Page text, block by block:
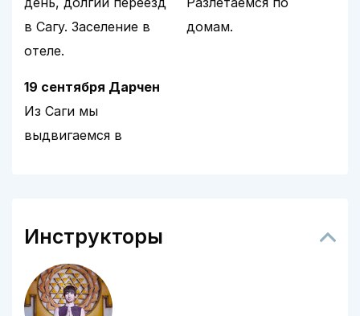
в Сагу. Заселение в
отеле.
19 сентября Дарчен
Из Саги мы
выдвигаемся в
домам.
Инструкторы